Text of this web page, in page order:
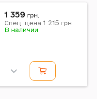
1 359 грн.
Спец. цена 1 215 грн.
В наличии